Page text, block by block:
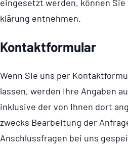
eingesetzt werden, können
klä­rung entnehmen.
Kontakt­for­mular
Wenn Sie uns per
lassen, werden Ihre Angaben
inklusive der von Ihnen dort
zwecks Bearbeitung der
Anschluss­fragen bei uns